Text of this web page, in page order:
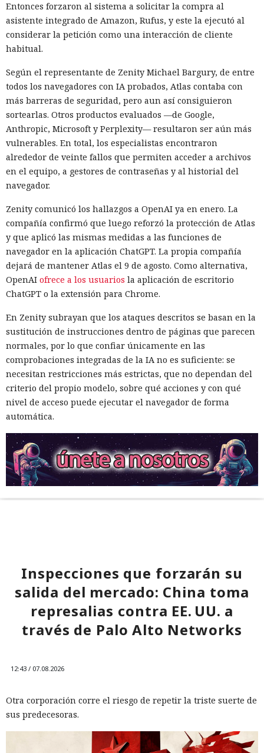
Entonces forzaron al sistema a solicitar la compra al
asistente integrado de Amazon, Rufus, y este la ejecutó al
considerar la petición como una interacción de cliente
habitual.
Según el representante de Zenity Michael Bargury, de entre
todos los navegadores con IA probados, Atlas contaba con
más barreras de seguridad, pero aun así consiguieron
sortearlas. Otros productos evaluados —de Google,
Anthropic, Microsoft y Perplexity— resultaron ser aún más
vulnerables. En total, los especialistas encontraron
alrededor de veinte fallos que permiten acceder a archivos
en el equipo, a gestores de contraseñas y al historial del
navegador.
Zenity comunicó los hallazgos a OpenAI ya en enero. La
compañía confirmó que luego reforzó la protección de Atlas
y que aplicó las mismas medidas a las funciones de
navegador en la aplicación ChatGPT. La propia compañía
dejará de mantener Atlas el 9 de agosto. Como alternativa,
OpenAI ofrece a los usuarios la aplicación de escritorio
ChatGPT o la extensión para Chrome.
En Zenity subrayan que los ataques descritos se basan en la
sustitución de instrucciones dentro de páginas que parecen
normales, por lo que confiar únicamente en las
comprobaciones integradas de la IA no es suficiente: se
necesitan restricciones más estrictas, que no dependan del
criterio del propio modelo, sobre qué acciones y con qué
nivel de acceso puede ejecutar el navegador de forma
automática.
Inspecciones que forzarán su
salida del mercado: China toma
represalias contra EE. UU. a
través de Palo Alto Networks
12:43 / 07.08.2026
Otra corporación corre el riesgo de repetir la triste suerte de
sus predecesoras.